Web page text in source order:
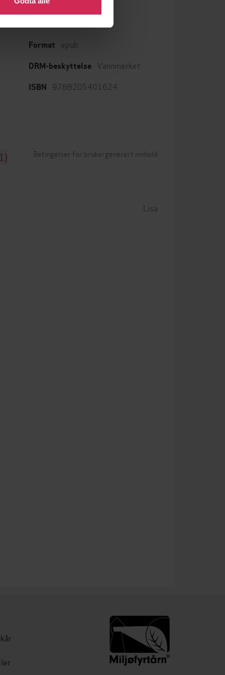
Format epub
DRM-beskyttelse Vannmerket
ISBN 9788205401624
Betingelser for brukergenerert innhold
Lisa